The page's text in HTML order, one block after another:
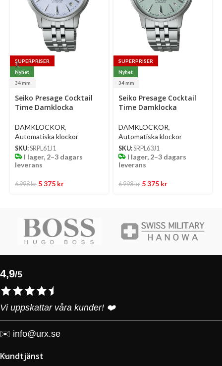
SUPERPRISER
Nyhet
34 mm
Select
options
Seiko Presage Cocktail
Time Damklocka
Ljusblå Urtavla Med
Diamanter Och Stållänk
DAMKLOCKOR,
Automatiska klockor
SKU:SRPL61J1
I lager, 2–3 dagars
leverans
6 998kr 5 375 kr
SUPERPRISER
Nyhet
34 mm
Select
options
Seiko Presage Cocktail
Time Damklocka
Ljusgrön Urtavla Med
Diamanter Och Stållänk
DAMKLOCKOR,
Automatiska klockor
SKU:SRPL63J1
I lager, 2–3 dagars
leverans
6 998kr 5 375 kr
4,9/5
Vi uppskattar våra kunder! ❤️
✉️ info@urx.se
Kundtjänst